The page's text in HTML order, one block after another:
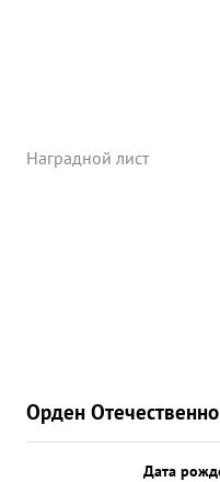
звено атаковало
немецкими
Наградной лист
Орден
Дата